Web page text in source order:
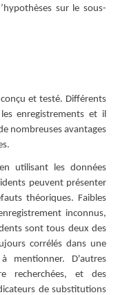
sur le sous-
et testé. Différents
enregistrements et il
nombreuses avantages
utilisant les données
peuvent présenter
théoriques. Faibles
inconnus,
sont tous deux des
corrélés dans une
mentionner. D'autres
recherchées, et des
de substitutions